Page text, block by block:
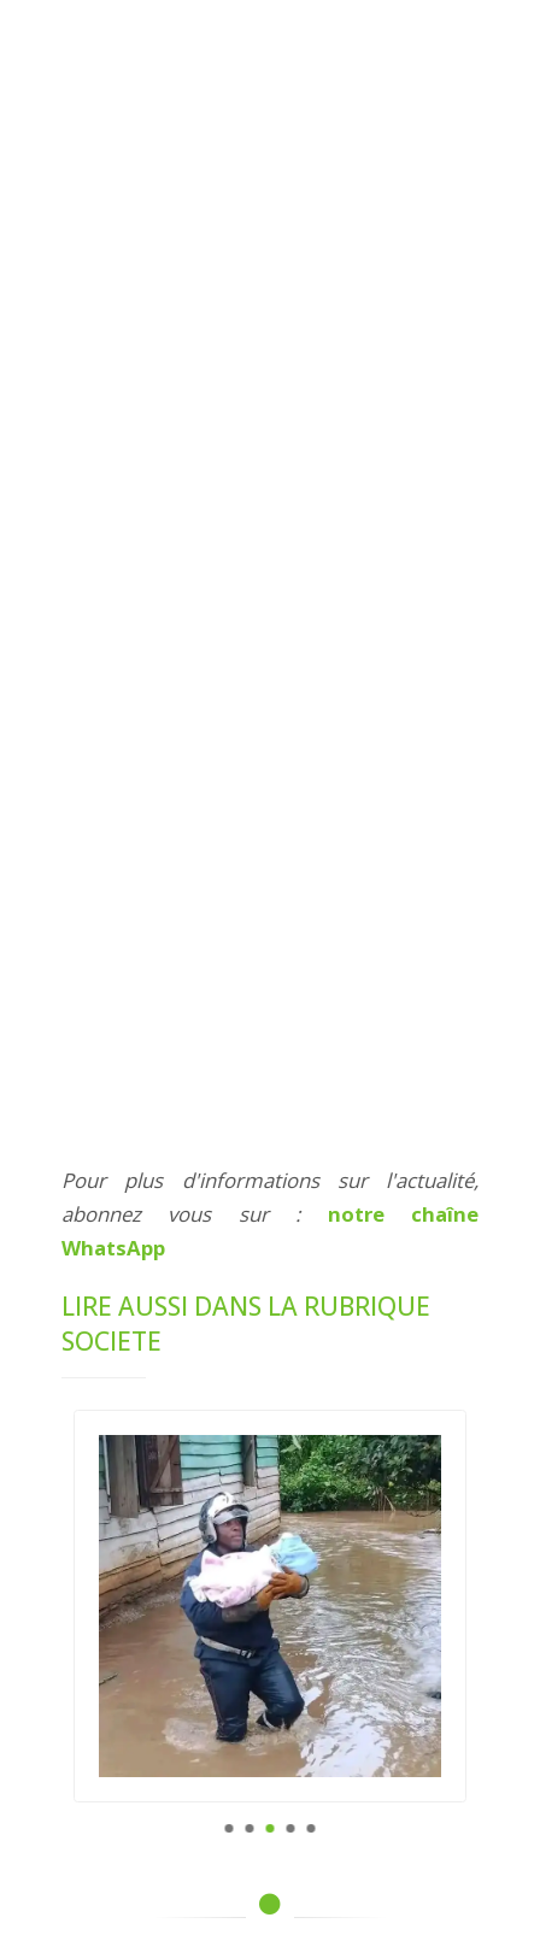
Pour plus d'informations sur l'actualité,
abonnez vous sur : notre chaîne
WhatsApp
LIRE AUSSI DANS LA RUBRIQUE
SOCIETE